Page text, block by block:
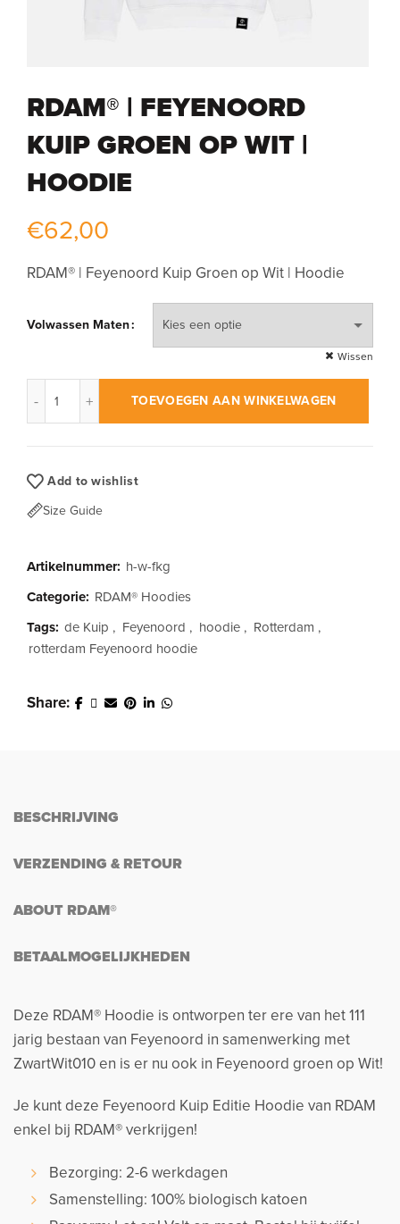
RDAM® | FEYENOORD
KUIP GROEN OP WIT |
HOODIE
€62,00
RDAM® | Feyenoord Kuip Groen op Wit | Hoodie
Volwassen Maten
Wissen
TOEVOEGEN AAN WINKELWAGEN
Add to wishlist
Size Guide
Artikelnummer: h-w-fkg
Categorie: RDAM® Hoodies
Tags: de Kuip , Feyenoord , hoodie , Rotterdam ,
rotterdam Feyenoord hoodie
Share
BESCHRIJVING
VERZENDING & RETOUR
ABOUT RDAM®
BETAALMOGELIJKHEDEN
Deze RDAM® Hoodie is ontworpen ter ere van het 111
jarig bestaan van Feyenoord in samenwerking met
ZwartWit010 en is er nu ook in Feyenoord groen op Wit!
Je kunt deze Feyenoord Kuip Editie Hoodie van RDAM
enkel bij RDAM® verkrijgen!
Bezorging: 2-6 werkdagen
Samenstelling: 100% biologisch katoen